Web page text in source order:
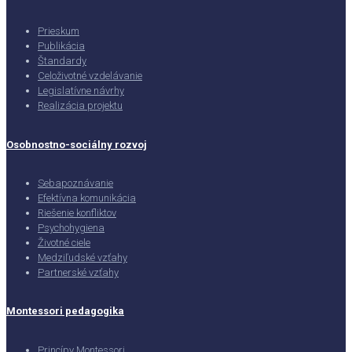
Prieskum
Publikácia
Štandardy
Celoživotné vzdelávanie
Legislatívne návrhy
Realizácia projektu
Osobnostno-sociálny rozvoj
Sebapoznávanie
Efektívna komunikácia
Riešenie konfliktov
Psychohygiena
Životné ciele
Medziľudské vzťahy
Partnerské vzťahy
Montessori pedagogika